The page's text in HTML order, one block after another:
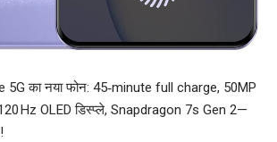
5G का नया फोन: 45‑minute full charge, 50MP
Hz OLED डिस्प्ले, Snapdragon 7s Gen 2—